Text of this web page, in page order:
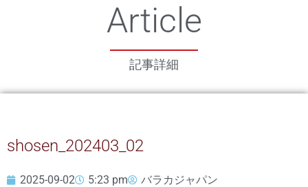
Article
記事詳細
shosen_202403_02
2025-09-02 5:23 pm バラカジャパン